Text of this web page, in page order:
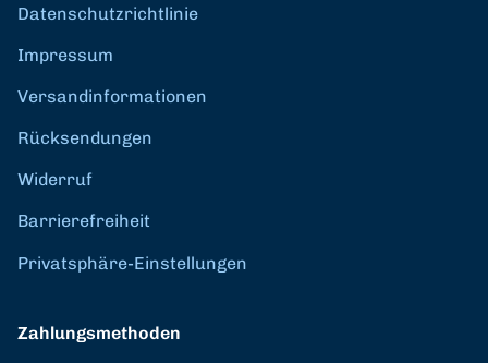
Datenschutzrichtlinie
Impressum
Versandinformationen
Rücksendungen
Widerruf
Barrierefreiheit
Privatsphäre-Einstellungen
Zahlungsmethoden